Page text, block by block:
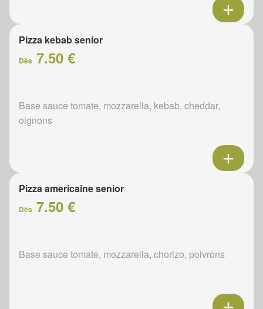
Pizza kebab senior
Dès 7.50 €
Base sauce tomate, mozzarella, kebab, cheddar,
oignons
Pizza americaine senior
Dès 7.50 €
Base sauce tomate, mozzarella, chorizo, poivrons